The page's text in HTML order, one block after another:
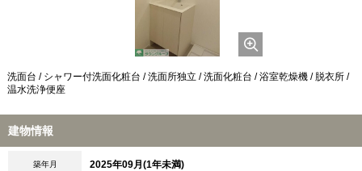
洗面台 / シャワー付洗面化粧台 / 洗面所独立 / 洗面化粧台 / 浴室乾燥機 / 脱衣所 /
温水洗浄便座
建物情報
築年月 2025年09月(1年未満)